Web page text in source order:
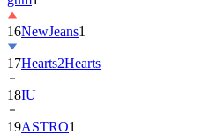
16NewJeans1
17Hearts2Hearts
18IU
19ASTRO1